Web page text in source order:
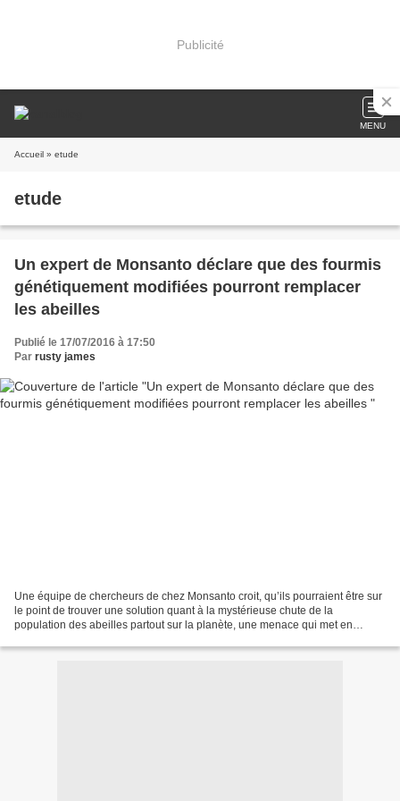
Publicité
MENU
Accueil » etude
etude
Un expert de Monsanto déclare que des fourmis
génétiquement modifiées pourront remplacer
les abeilles
Publié le 17/07/2016 à 17:50
Par rusty james
Une équipe de chercheurs de chez Monsanto croit, qu’ils pourraient être sur
le point de trouver une solution quant à la mystérieuse chute de la
population des abeilles partout sur la planète, une menace qui met en